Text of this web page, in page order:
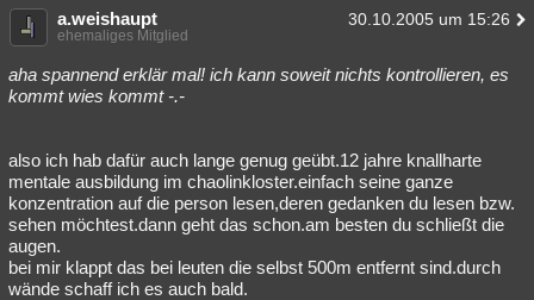
a.weishaupt 30.10.2005 um 15:26
ehemaliges Mitglied
aha spannend erklär mal! ich kann soweit nichts kontrollieren, es
kommt wies kommt -.-
also ich hab dafür auch lange genug geübt.12 jahre knallharte
mentale ausbildung im chaolinkloster.einfach seine ganze
konzentration auf die person lesen,deren gedanken du lesen bzw.
sehen möchtest.dann geht das schon.am besten du schließt die
augen.
bei mir klappt das bei leuten die selbst 500m entfernt sind.durch
wände schaff ich es auch bald.